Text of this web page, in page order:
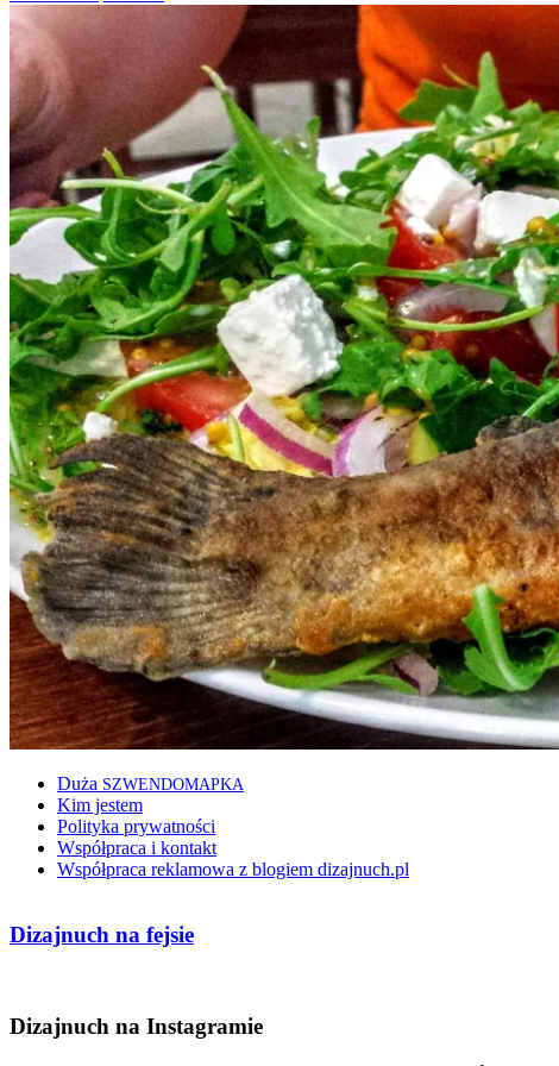
Duża SZWENDOMAPKA
Kim jestem
Polityka prywatności
Współpraca i kontakt
Współpraca reklamowa z blogiem dizajnuch.pl
Dizajnuch na fejsie
Dizajnuch na Instagramie